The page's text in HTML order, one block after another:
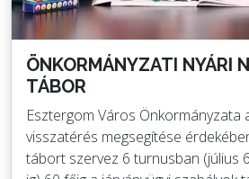
ÖNKORMÁNYZATI NYÁRI
TÁBOR
Esztergom Város Önkormányzata
visszatérés megsegítése
tábort szervez 6 turnusban (július